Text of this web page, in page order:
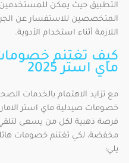
التطبيق حيث يمكن
المتخصصين للاستفسار عن
اللازمة أثناء استخدام الأدوية.
كيف تغتنم
ماي استر 2025
مع تزايد الاهتمام بالخدمات
فرصة ذهبية لكل من يسعى لتلقي
مخفضة، لكي تغتنم خصومات
يلي: